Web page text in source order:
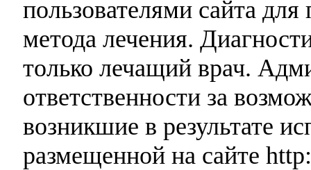
пользователями сайта
метода лечения.
только лечащий врач.
ответственности за
возникшие в результате
размещенной на сайте